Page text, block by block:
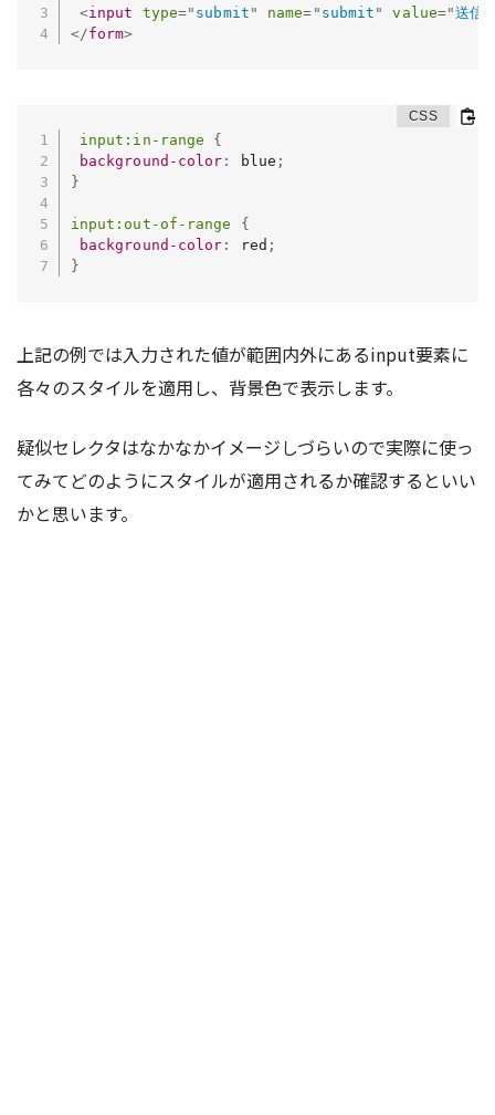
<input type=" submit " name= " submit " value="送信
</form>
input:in-range
{
background-color : blue ;
}
input:out-of-range
{
background-color : red ;
}
上記の例では入力された値が範囲内外にあるinput要素に
各々のスタイルを適用し、背景色で表示します。
疑似セレクタはなかなかイメージしづらいので実際に使っ
てみてどのようにスタイルが適用されるか確認するといい
かと思います。